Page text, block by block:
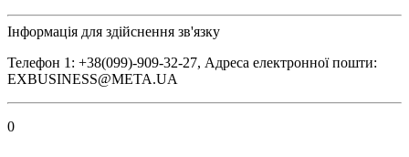
Інформація для здійснення зв'язку
Телефон 1: +38(099)-909-32-27, Адреса електронної пошти:
EXBUSINESS@META.UA
0